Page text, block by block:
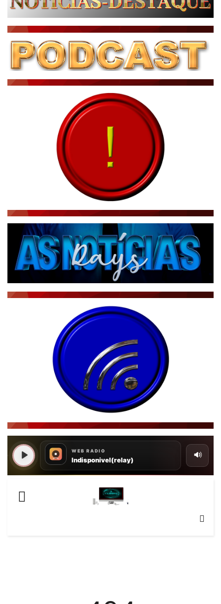
BRASIL DE FATO - ÚLTIMAS NOTÍCIAS
ÚLTIMAS NOTÍCIAS
NOTÍCIAS TAMBÉM NA TELA
BRASIL MUNDO AO VIVO
JORNAL DO BRASIL
NOTÍCIAS AO MINUTO
ACONTECEU...VIROU MANCHETE!